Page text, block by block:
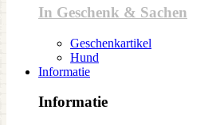
In Geschenk & Sachen
Geschenkartikel
Hund
Informatie
Informatie